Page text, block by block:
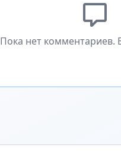
Пока нет комментариев.